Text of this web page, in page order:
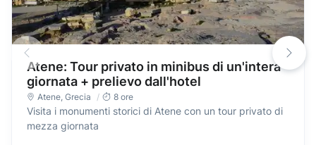
Atene: Tour privato in minibus di un'intera
giornata + prelievo dall'hotel
Atene, Grecia 8 ore
Visita i monumenti storici di Atene con un tour privato di
mezza giornata